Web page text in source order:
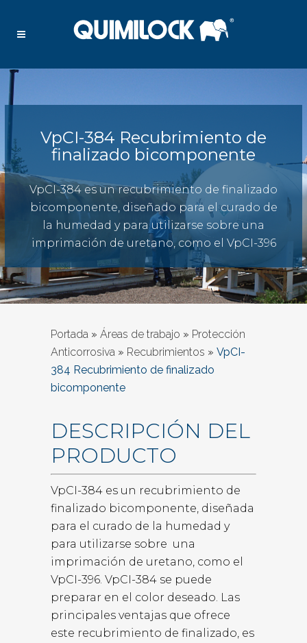
VpCI-384 Recubrimiento de
finalizado bicomponente
VpCI-384 es un recubrimiento de finalizado
bicomponente, diseñado para el curado de
la humedad y para utilizarse sobre una
imprimación de uretano, como el VpCI-396
Portada » Áreas de trabajo » Protección
Anticorrosiva » Recubrimientos » VpCI-
384 Recubrimiento de finalizado
bicomponente
DESCRIPCIÓN DEL
PRODUCTO
VpCI-384 es un recubrimiento de
finalizado bicomponente, diseñada
para el curado de la humedad y
para utilizarse sobre una
imprimación de uretano, como el
VpCI-396. VpCI-384 se puede
preparar en el color deseado. Las
principales ventajas que ofrece
este recubrimiento de finalizado, es